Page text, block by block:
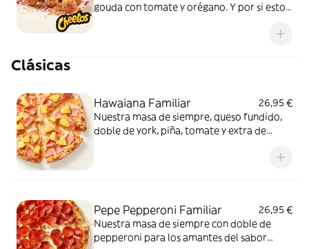
gouda con tomate y orégano. Y por si esto
de Cheetos acompañado de nuestra salsa
Clásicas
Hawaiana Familiar
26,95 €
Nuestra masa de siempre, queso fundido,
doble de york, piña, tomate y extra de
Pepe Pepperoni Familiar
26,95 €
Nuestra masa de siempre con doble de
pepperoni para los amantes del sabor